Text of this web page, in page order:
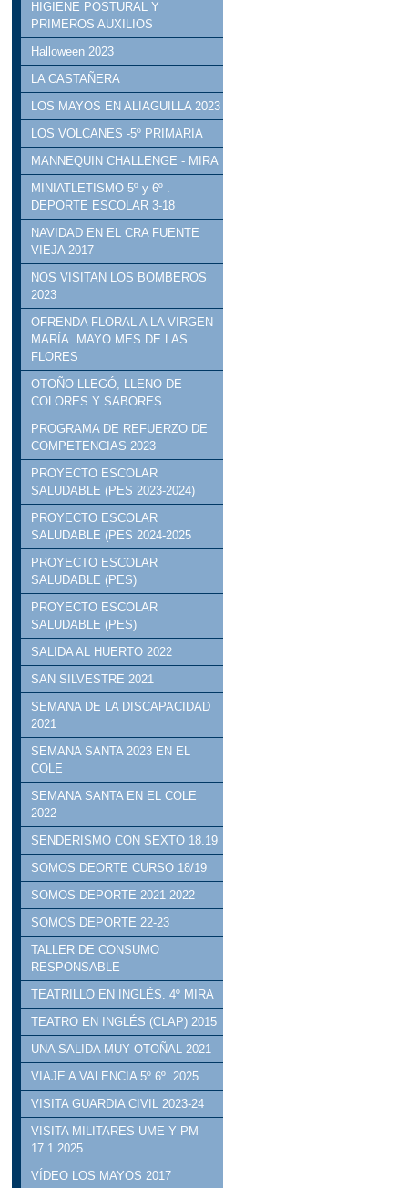
HIGIENE POSTURAL Y
PRIMEROS AUXILIOS
Halloween 2023
LA CASTAÑERA
LOS MAYOS EN ALIAGUILLA 2023
LOS VOLCANES -5º PRIMARIA
MANNEQUIN CHALLENGE - MIRA
MINIATLETISMO 5º y 6º .
DEPORTE ESCOLAR 3-18
NAVIDAD EN EL CRA FUENTE
VIEJA 2017
NOS VISITAN LOS BOMBEROS
2023
OFRENDA FLORAL A LA VIRGEN
MARÍA. MAYO MES DE LAS
FLORES
OTOÑO LLEGÓ, LLENO DE
COLORES Y SABORES
PROGRAMA DE REFUERZO DE
COMPETENCIAS 2023
PROYECTO ESCOLAR
SALUDABLE (PES 2023-2024)
PROYECTO ESCOLAR
SALUDABLE (PES 2024-2025
PROYECTO ESCOLAR
SALUDABLE (PES)
PROYECTO ESCOLAR
SALUDABLE (PES)
SALIDA AL HUERTO 2022
SAN SILVESTRE 2021
SEMANA DE LA DISCAPACIDAD
2021
SEMANA SANTA 2023 EN EL
COLE
SEMANA SANTA EN EL COLE
2022
SENDERISMO CON SEXTO 18.19
SOMOS DEORTE CURSO 18/19
SOMOS DEPORTE 2021-2022
SOMOS DEPORTE 22-23
TALLER DE CONSUMO
RESPONSABLE
TEATRILLO EN INGLÉS. 4º MIRA
TEATRO EN INGLÉS (CLAP) 2015
UNA SALIDA MUY OTOÑAL 2021
VIAJE A VALENCIA 5º 6º. 2025
VISITA GUARDIA CIVIL 2023-24
VISITA MILITARES UME Y PM
17.1.2025
VÍDEO LOS MAYOS 2017